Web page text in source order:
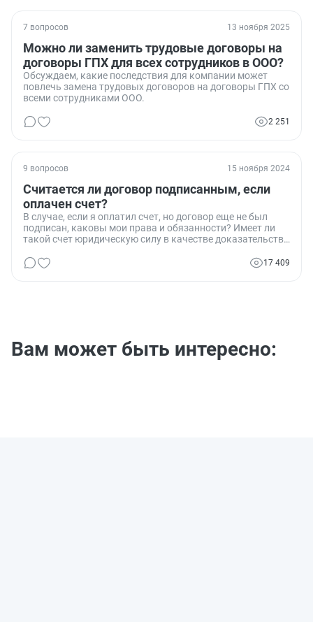
7 вопросов 13 ноября 2025
Можно ли заменить трудовые договоры на
договоры ГПХ для всех сотрудников в ООО?
Обсуждаем, какие последствия для компании может
повлечь замена трудовых договоров на договоры ГПХ со
всеми сотрудниками ООО.
2 251
9 вопросов 15 ноября 2024
Считается ли договор подписанным, если
оплачен счет?
В случае, если я оплатил счет, но договор еще не был
подписан, каковы мои права и обязанности? Имеет ли
такой счет юридическую силу в качестве доказательства
17 409
Вам может быть интересно: